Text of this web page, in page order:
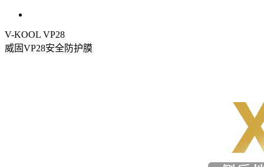
V-KOOL VP28
威固VP28安全防护膜